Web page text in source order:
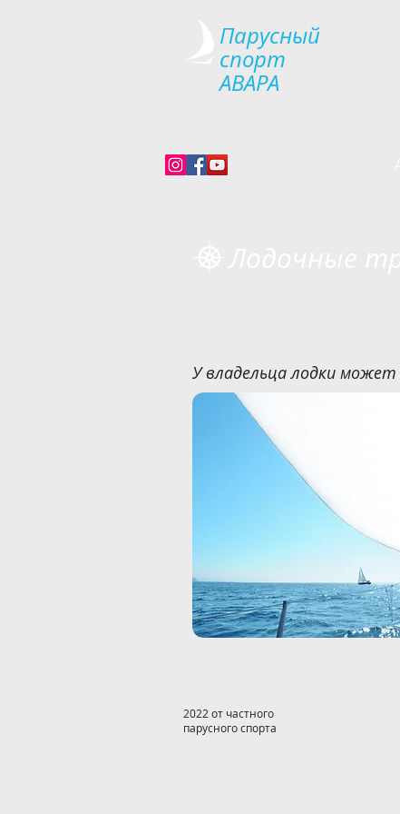
Парусный
спорт
АВАРА
У владельца лодки
2022 от частного
парусного спорта